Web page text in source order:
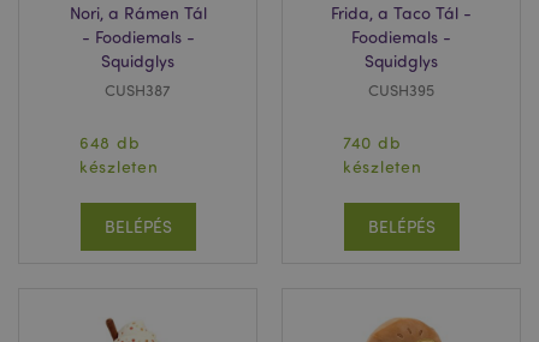
Nori, a Rámen Tál
- Foodiemals -
Squidglys
CUSH387
648 db
készleten
BELÉPÉS
Frida, a Taco Tál -
Foodiemals -
Squidglys
CUSH395
740 db
készleten
BELÉPÉS
private_content_version
Adobe Inc.
www.puckator.hu